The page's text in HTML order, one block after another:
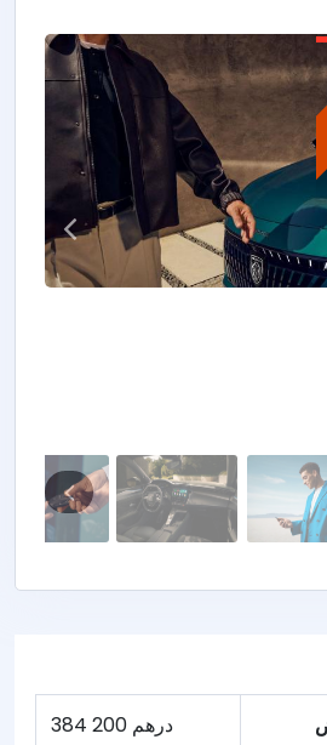
384 200 درهم